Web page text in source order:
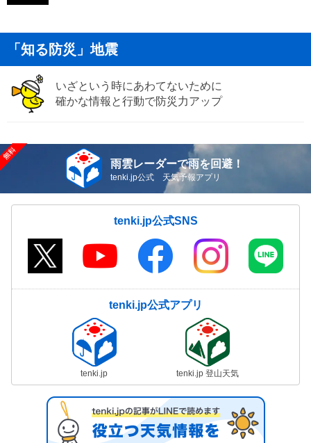
「知る防災」地震
いざという時にあわてないために
確かな情報と行動で防災力アップ
雨雲レーダーで雨を回避！
tenki.jp公式 天気予報アプリ
tenki.jp公式SNS
tenki.jp公式アプリ
tenki.jp tenki.jp 登山天気